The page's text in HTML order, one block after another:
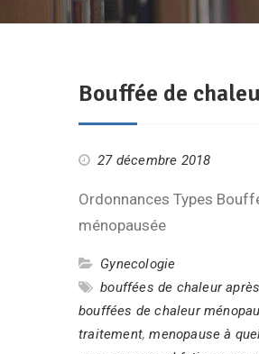
Bouffée de
27 décembre 2018
Ordonnances Types
ménopausée
Gynecologie
bouffées de chaleur
bouffées de chaleur
traitement,menopause à